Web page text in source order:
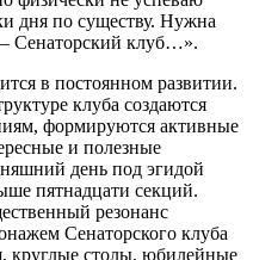
дня по существу. Нужна
Сенаторский клуб…».
в постоянном развитии.
клуба создаются
формируются активные
и полезные
день под эгидой
пятнадцати секций.
резонанс
Сенаторского клуба
круглые столы, юбилейные